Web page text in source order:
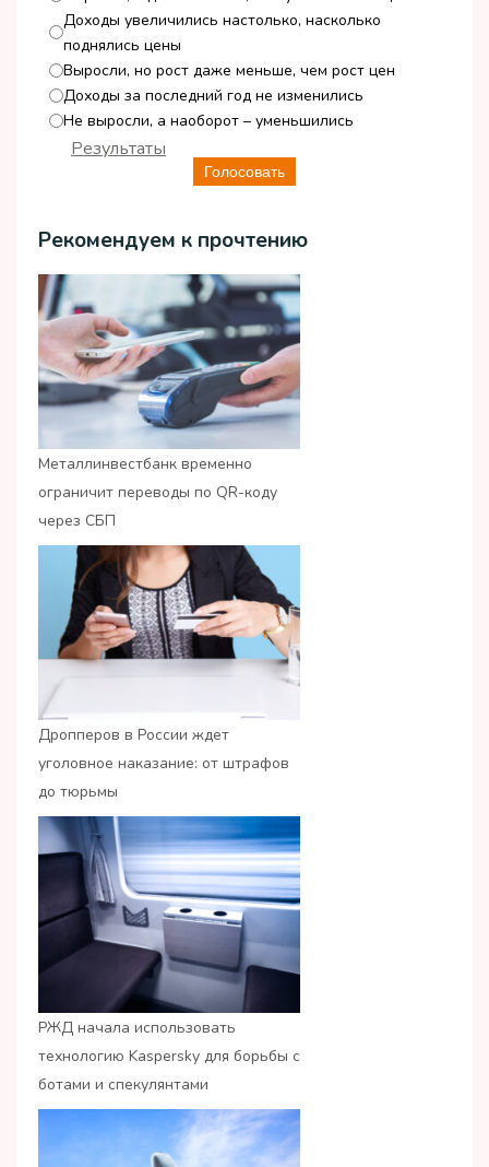
Доходы увеличились настолько, насколько
поднялись цены
Выросли, но рост даже меньше, чем рост цен
Доходы за последний год не изменились
Не выросли, а наоборот – уменьшились
Голосовать
Результаты
Рекомендуем к прочтению
Металлинвестбанк временно
ограничит переводы по QR-коду
через СБП
Дропперов в России ждет
уголовное наказание: от штрафов
до тюрьмы
РЖД начала использовать
технологию Kaspersky для борьбы с
ботами и спекулянтами